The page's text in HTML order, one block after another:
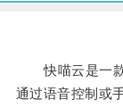
快喵云是一款
通过语音控制或